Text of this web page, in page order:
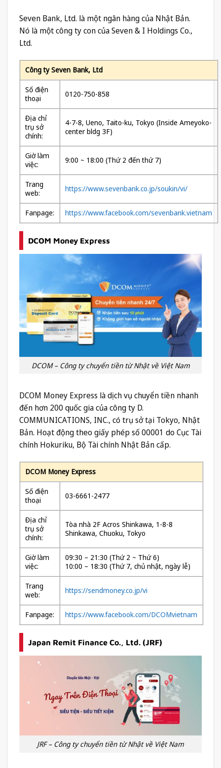
Seven Bank, Ltd. là một ngân hàng của Nhật Bản.
Nó là một công ty con của Seven & I Holdings Co.,
Ltd.
Công ty Seven Bank, Ltd
Số điện
thoại
0120-750-858
Địa chỉ
trụ sở
chính:
4-7-8, Ueno, Taito-ku, Tokyo (Inside Ameyoko-
center bldg 3F)
Giờ làm
việc:
9:00 ~ 18:00 (Thứ 2 đến thứ 7)
Trang
web:
https://www.sevenbank.co.jp/soukin/vi/
Fanpage: https://www.facebook.com/sevenbank.vietnam
DCOM Money Express
DCOM – Công ty chuyển tiền từ Nhật về Việt Nam
DCOM Money Express là dịch vụ chuyển tiền nhanh
đến hơn 200 quốc gia của công ty D.
COMMUNICATIONS, INC., có trụ sở tại Tokyo, Nhật
Bản. Hoạt động theo giấy phép số 00001 do Cục Tài
chính Hokuriku, Bộ Tài chính Nhật Bản cấp.
DCOM Money Express
Số điện
thoại
03-6661-2477
Địa chỉ
trụ sở
chính:
Tòa nhà 2F Acros Shinkawa, 1-8-8
Shinkawa, Chuoku, Tokyo
Giờ làm
việc:
09:30 – 21:30 (Thứ 2 ~ Thứ 6)
10:00 – 18:30 (Thứ 7, chủ nhật, ngày lễ)
Trang
web:
https://sendmoney.co.jp/vi
Fanpage: https://www.facebook.com/DCOMvietnam
Japan Remit Finance Co., Ltd. (JRF)
JRF – Công ty chuyển tiền từ Nhật về Việt Nam